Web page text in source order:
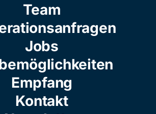
Team
Jobs
Empfang
Kontakt